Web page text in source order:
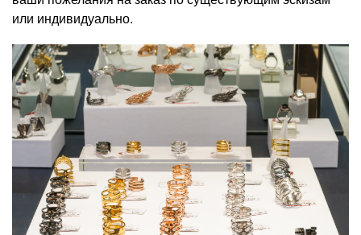
или индивидуально.